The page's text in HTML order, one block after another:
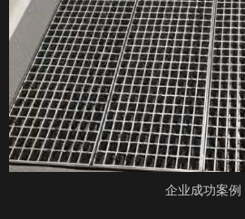
企业成功案例